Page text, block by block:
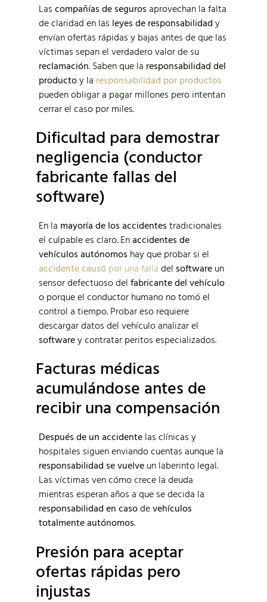
Las compañías de seguros aprovechan la falta
de claridad en las leyes de responsabilidad y
envían ofertas rápidas y bajas antes de que las
víctimas sepan el verdadero valor de su
reclamación. Saben que la responsabilidad del
productoy la responsabilidad por productos
pueden obligar a pagar millones pero intentan
cerrar el caso por miles.
Dificultad para demostrar
negligencia (conductor
fabricante fallas del
software)
En la mayoría de los accidentes tradicionales
el culpable es claro. Enaccidentes de
vehículos autónomos hay que probar si el
accidente causó por una falla del software un
sensor defectuoso del fabricante del vehículo
o porque el conductor humano no tomó el
control a tiempo. Probar eso requiere
descargar datos del vehículo analizar el
softwarey contratar peritos especializados.
Facturas médicas
acumulándose antes de
recibir una compensación
Después de un accidente las clínicas y
hospitales siguen enviando cuentas aunque la
responsabilidad se vuelve un laberinto legal.
Las víctimas ven cómo crece la deuda
mientras esperan años a que se decida la
responsabilidad en casodevehículos
totalmente autónomos.
Presión para aceptar
ofertas rápidas pero
injustas